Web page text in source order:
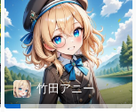
竹田アニー